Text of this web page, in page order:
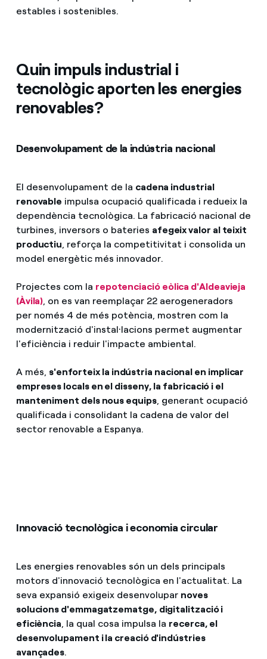
estables i sostenibles.
Quin impuls industrial i
tecnològic aporten les energies
renovables?
Desenvolupament de la indústria nacional
El desenvolupament de la cadena industrial
renovable impulsa ocupació qualificada i redueix la
dependència tecnològica. La fabricació nacional de
turbines, inversors o bateries afegeix valor al teixit
productiu, reforça la competitivitat i consolida un
model energètic més innovador.
Projectes com la repotenciació eòlica d'Aldeavieja
(Àvila), on es van reemplaçar 22 aerogeneradors
per només 4 de més potència, mostren com la
modernització d'instal·lacions permet augmentar
l'eficiència i reduir l'impacte ambiental.
A més, s'enforteix la indústria nacional en implicar
empreses locals en el disseny, la fabricació i el
manteniment dels nous equips, generant ocupació
qualificada i consolidant la cadena de valor del
sector renovable a Espanya.
Innovació tecnològica i economia circular
Les energies renovables són un dels principals
motors d'innovació tecnològica en l'actualitat. La
seva expansió exigeix desenvolupar noves
solucions d'emmagatzematge, digitalització i
eficiència, la qual cosa impulsa la recerca, el
desenvolupament i la creació d'indústries
avançades.